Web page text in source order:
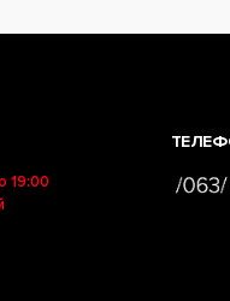
19:00